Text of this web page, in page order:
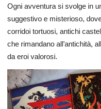
Ogni avventura si svolge in
suggestivo e misterioso,
corridoi tortuosi, antichi
che rimandano all’antichità,
da eroi valorosi.